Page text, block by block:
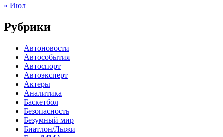
« Июл
Рубрики
Автоновости
Автособытия
Автоспорт
Автоэксперт
Актеры
Аналитика
Баскетбол
Безопасность
Безумный мир
Биатлон/Лыжи